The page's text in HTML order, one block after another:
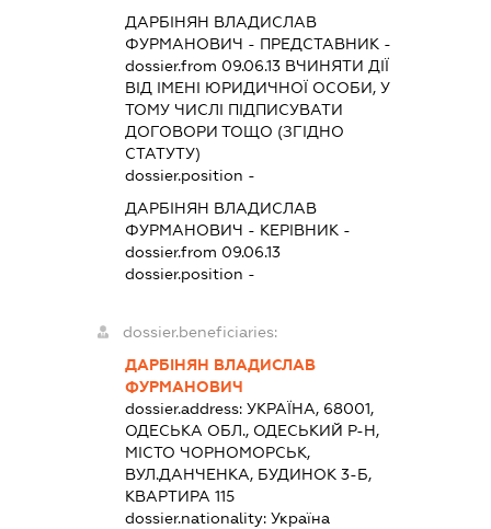
ДАРБІНЯН ВЛАДИСЛАВ
ФУРМАНОВИЧ - ПРЕДСТАВНИК -
dossier.from 09.06.13 ВЧИНЯТИ ДІЇ
ВІД ІМЕНІ ЮРИДИЧНОЇ ОСОБИ, У
ТОМУ ЧИСЛІ ПІДПИСУВАТИ
ДОГОВОРИ ТОЩО (ЗГІДНО
СТАТУТУ)
dossier.position -
ДАРБІНЯН ВЛАДИСЛАВ
ФУРМАНОВИЧ - КЕРІВНИК -
dossier.from 09.06.13
dossier.position -
dossier.beneficiaries:
ДАРБІНЯН ВЛАДИСЛАВ
ФУРМАНОВИЧ
dossier.address:УКРАЇНА, 68001,
ОДЕСЬКА ОБЛ., ОДЕСЬКИЙ Р-Н,
МІСТО ЧОРНОМОРСЬК,
ВУЛ.ДАНЧЕНКА, БУДИНОК 3-Б,
КВАРТИРА 115
dossier.nationality:Україна